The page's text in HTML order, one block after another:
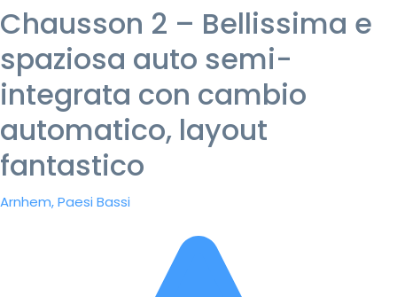
Chausson 2 – Bellissima e
spaziosa auto semi-
integrata con cambio
automatico, layout
fantastico
Arnhem, Paesi Bassi